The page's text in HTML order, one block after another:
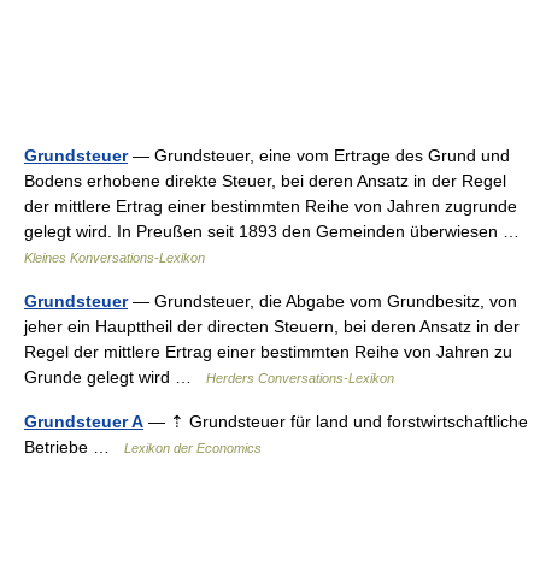
Grundsteuer— Grundsteuer, eine vom Ertrage des Grund und
Bodens erhobene direkte Steuer, bei deren Ansatz in der Regel
der mittlere Ertrag einer bestimmten Reihe von Jahren zugrunde
gelegt wird. In Preußen seit 1893 den Gemeinden überwiesen …
Kleines Konversations-Lexikon
Grundsteuer— Grundsteuer, die Abgabe vom Grundbesitz, von
jeher ein Haupttheil der directen Steuern, bei deren Ansatz in der
Regel der mittlere Ertrag einer bestimmten Reihe von Jahren zu
Grunde gelegt wird …
Herders Conversations-Lexikon
Grundsteuer A — ⇡ Grundsteuer für land und forstwirtschaftliche
Betriebe …
Lexikon der Economics